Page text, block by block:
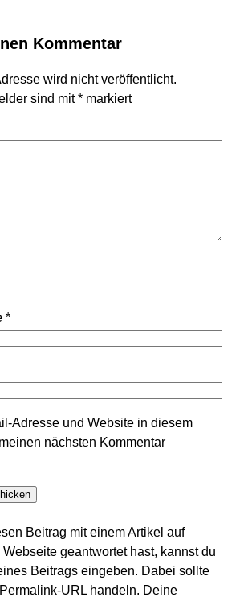
Kommentar
wird nicht veröffentlicht.
sind mit* markiert
*
Adresse und Website in diesem
nächsten Kommentar
Beitrag mit einem Artikel auf
geantwortet hast, kannst du
Beitrags eingeben. Dabei sollte
URL handeln. Deine